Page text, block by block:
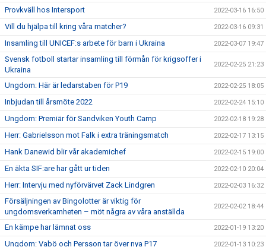
Provkväll hos Intersport 2022-03-16 16:50
Vill du hjälpa till kring våra matcher? 2022-03-16 09:31
Insamling till UNICEF:s arbete för barn i Ukraina 2022-03-07 19:47
Svensk fotboll startar insamling till förmån för krigsoffer i
Ukraina
2022-02-25 21:23
Ungdom: Här är ledarstaben för P19 2022-02-25 18:05
Inbjudan till årsmöte 2022 2022-02-24 15:10
Ungdom: Premiär för Sandviken Youth Camp 2022-02-18 19:28
Herr: Gabrielsson mot Falk i extra träningsmatch 2022-02-17 13:15
Hank Danewid blir vår akademichef 2022-02-15 19:00
En äkta SIF:are har gått ur tiden 2022-02-10 20:04
Herr: Intervju med nyförvärvet Zack Lindgren 2022-02-03 16:32
Försäljningen av Bingolotter är viktig för
ungdomsverkamheten – möt några av våra anställda
2022-02-02 18:44
En kämpe har lämnat oss 2022-01-19 13:20
Ungdom: Vabö och Persson tar över nya P17 2022-01-13 10:23